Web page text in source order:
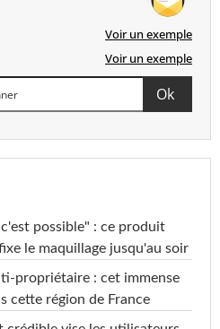
Voir un exemple
Voir un exemple
possible" : ce produit
le maquillage jusqu'au soir
propriétaire : cet immense
cette région de France